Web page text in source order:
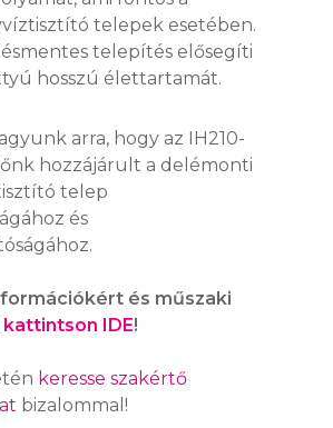
telepek esetében.
telepítés elősegíti
hosszú élettartamát.
arra, hogy az IH210-
hozzájárult a delémonti
telep
és
és műszaki
kattintson IDE!
keresse szakértő
bizalommal!
SIMALUBE
AUTOMATA
KENŐRENDSZER
KIEGÉSZÍTŐK
SIMATHERM
ONLINE ESZKÖZÖK
HÍREK
WEBSHOP